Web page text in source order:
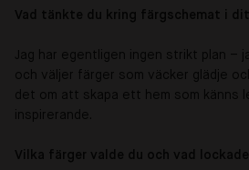
Vad tänkte du kring färgschemat i
Jag har egentligen ingen strikt plan –
och väljer färger som väcker glädje
det om att skapa ett hem som känns
inspirerande.
Vilka färger valde du och vad